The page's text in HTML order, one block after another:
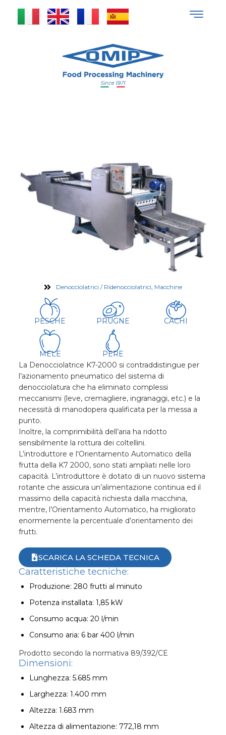
Denocciolatrici / Ridenocciolatrici Macchine
PESCHE PRUGNE CACHI
MELE
PERE
La Denocciolatrice K7-2000 si contraddistingue per
l’azionamento pneumatico del sistema di
denocciolatura che ha eliminato complessi
meccanismi (leve, cremagliere, ingranaggi, etc.) e la
necessità di manodopera qualificata per la messa a
punto.
Inoltre, la comprimibilità dell’aria ha ridotto
sensibilmente la rottura dei coltellini.
L’introduttore e l’Orientamento Automatico della
frutta della K7 2000, sono stati ampliati nelle loro
capacità. L’introduttore è dotato di un nuovo sistema
rotante che assicura un’alimentazione continua ed il
massimo della capacità richiesta dalla macchina,
mentre, l’Orientamento Automatico, ha migliorato
enormemente la percentuale d’orientamento dei
frutti.
SCARICA LA SCHEDA TECNICA
Caratteristiche tecniche:
Produzione: 280 frutti al minuto
Potenza installata: 1,85 kW
Consumo acqua: 20 l/min
Consumo aria: 6 bar 400 l/min
Prodotto secondo la normativa 89/392/CE
Dimensioni:
Lunghezza: 5.685 mm
Larghezza: 1.400 mm
Altezza: 1.683 mm
Altezza di alimentazione: 772,18 mm